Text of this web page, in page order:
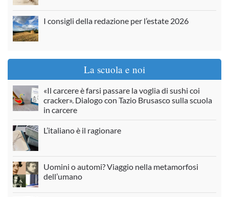
I consigli della redazione per l’estate 2026
La scuola e noi
«Il carcere è farsi passare la voglia di sushi coi
cracker». Dialogo con Tazio Brusasco sulla scuola
in carcere
L’italiano è il ragionare
Uomini o automi? Viaggio nella metamorfosi
dell’umano